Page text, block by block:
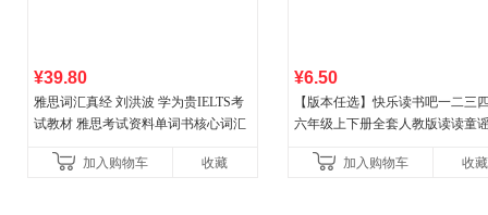
¥39.80
雅思词汇真经 刘洪波 学为贵IELTS考
试教材 雅思考试资料单词书核心词汇
加入购物车
收藏
¥6.50
【版本任选】快乐读书吧一二三
六年级上下册全套人教版读读童
古代寓言安徒生童话学生阅
加入购物车 收藏